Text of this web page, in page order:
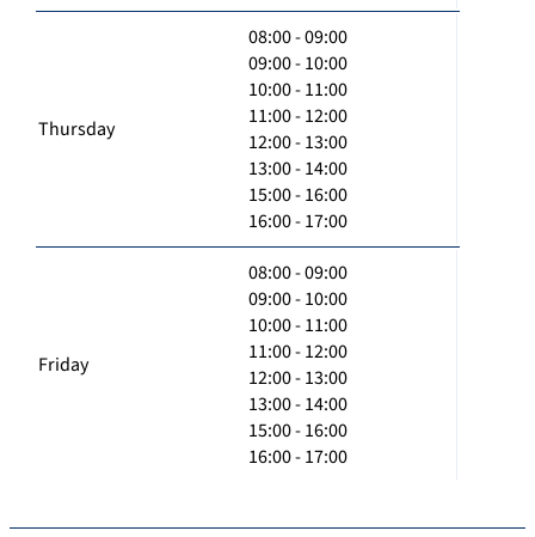
Thursday
08:00 - 09:00
09:00 - 10:00
10:00 - 11:00
11:00 - 12:00
12:00 - 13:00
13:00 - 14:00
15:00 - 16:00
16:00 - 17:00
Friday
08:00 - 09:00
09:00 - 10:00
10:00 - 11:00
11:00 - 12:00
12:00 - 13:00
13:00 - 14:00
15:00 - 16:00
16:00 - 17:00